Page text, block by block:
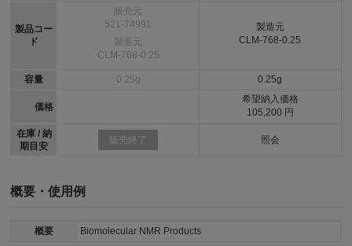
製品コー
ド
容量
価格
在庫 / 納
期目安
販売元
521-74991
製造元
CLM-768-0.25
0.25g
販売終了
製造元
CLM-768-0.25
0.25g
希望納入価格
105,200 円
照会
概要・使用例
概要 Biomolecular NMR Products